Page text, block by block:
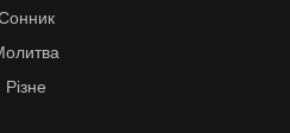
Різне